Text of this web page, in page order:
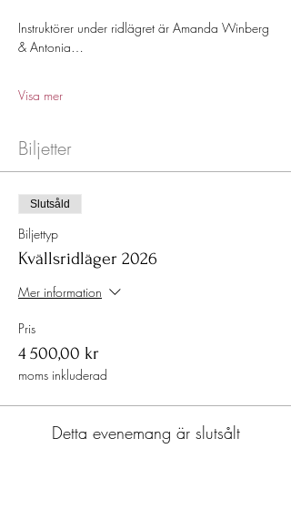
Instruktörer under ridlägret är Amanda Winberg
& Antonia…
Visa mer
Biljetter
Slutsåld
Biljettyp
Kvällsridläger 2026
Mer information
Pris
4 500,00 kr
moms inkluderad
Detta evenemang är slutsålt